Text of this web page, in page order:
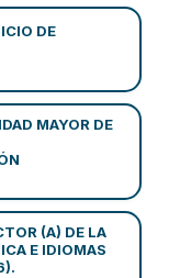
DE
MAYOR DE
(A) DE LA
E IDIOMAS